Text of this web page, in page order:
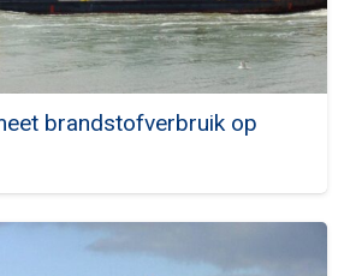
brandstofverbruik op